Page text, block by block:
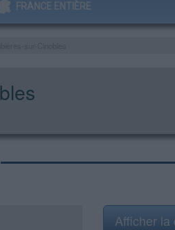
FRANCE ENTIÈRE
Afficher la